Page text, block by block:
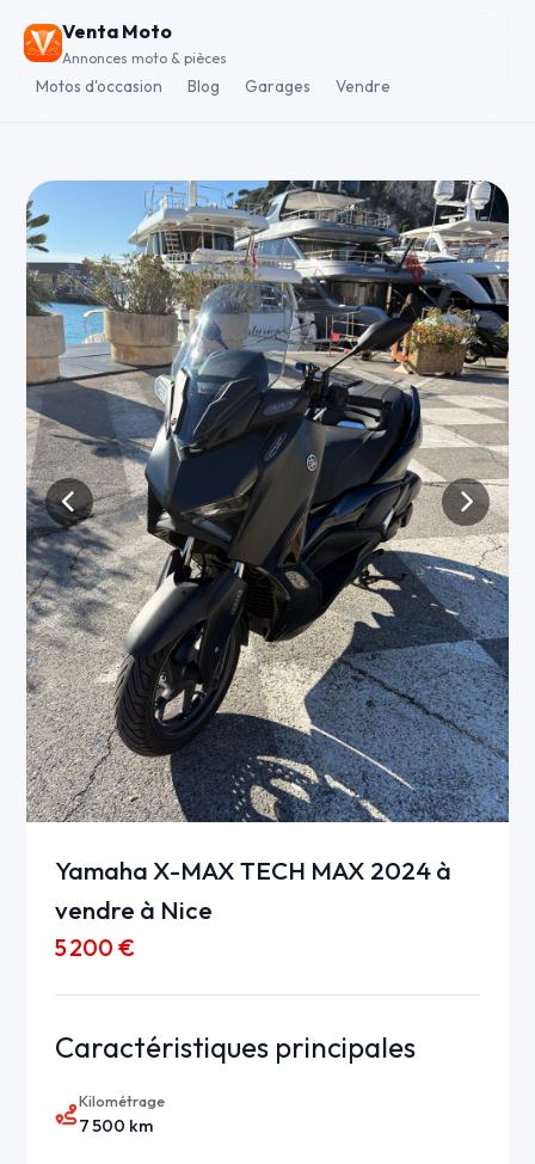
Venta Moto
Annonces moto & pièces
Motos d'occasion Blog Garages Vendre
Yamaha X-MAX TECH MAX 2024 à
vendre à Nice
5 200 €
Caractéristiques principales
Kilométrage
7 500 km